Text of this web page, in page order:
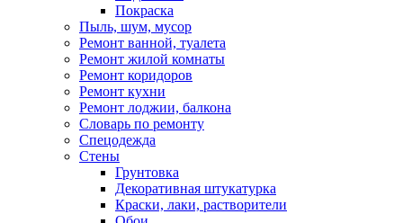
Покраска
Пыль, шум, мусор
Ремонт ванной, туалета
Ремонт жилой комнаты
Ремонт коридоров
Ремонт кухни
Ремонт лоджии, балкона
Словарь по ремонту
Спецодежда
Стены
Грунтовка
Декоративная штукатурка
Краски, лаки, растворители